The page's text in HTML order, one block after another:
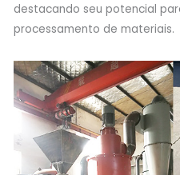
destacando seu potencial
processamento de materiais.